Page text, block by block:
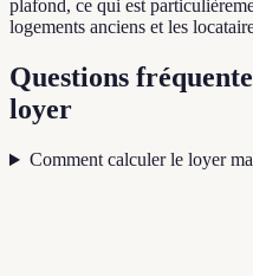
plafond, ce qui est
logements anciens et les
Questions
loyer
Comment calculer le loyer